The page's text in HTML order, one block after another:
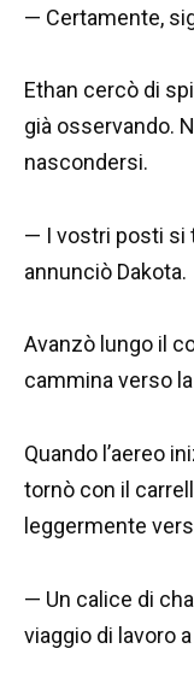
— Certamente,
Ethan cercò di
già osservando.
nascondersi.
— I vostri posti si
annunciò Dakota.
Avanzò lungo il
cammina verso
Quando l’aereo
tornò con il
leggermente
— Un calice di
viaggio di lavoro